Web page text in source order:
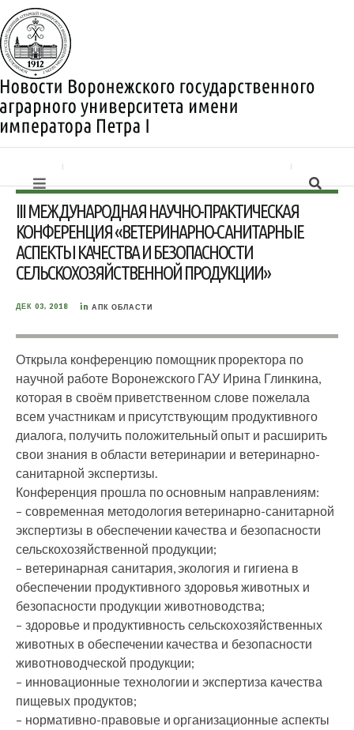
III МЕЖДУНАРОДНАЯ НАУЧНО-ПРАКТИЧЕСКАЯ
КОНФЕРЕНЦИЯ «ВЕТЕРИНАРНО-САНИТАРНЫЕ
АСПЕКТЫ КАЧЕСТВА И БЕЗОПАСНОСТИ
СЕЛЬСКОХОЗЯЙСТВЕННОЙ ПРОДУКЦИИ»
ДЕК 03, 2018 in АПК ОБЛАСТИ
Открыла конференцию помощник проректора по
научной работе Воронежского ГАУ Ирина Глинкина,
которая в своём приветственном слове пожелала
всем участникам и присутствующим продуктивного
диалога, получить положительный опыт и расширить
свои знания в области ветеринарии и ветеринарно-
санитарной экспертизы.
Конференция прошла по основным направлениям:
– современная методология ветеринарно-санитарной
экспертизы в обеспечении качества и безопасности
сельскохозяйственной продукции;
– ветеринарная санитария, экология и гигиена в
обеспечении продуктивного здоровья животных и
безопасности продукции животноводства;
– здоровье и продуктивность сельскохозяйственных
животных в обеспечении качества и безопасности
животноводческой продукции;
– инновационные технологии и экспертиза качества
пищевых продуктов;
– нормативно-правовые и организационные аспекты